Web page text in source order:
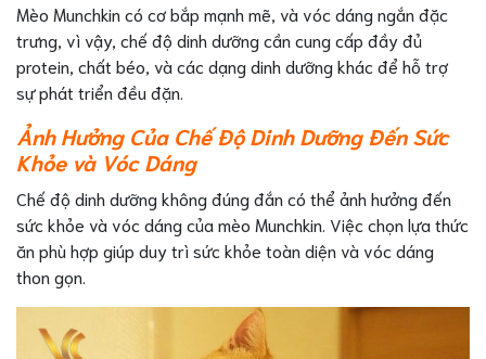
Mèo Munchkin có cơ bắp mạnh mẽ, và vóc dáng ngắn đặc
trưng, vì vậy, chế độ dinh dưỡng cần cung cấp đầy đủ
protein, chất béo, và các dạng dinh dưỡng khác để hỗ trợ
sự phát triển đều đặn.
Ảnh Hưởng Của Chế Độ Dinh Dưỡng Đến Sức
Khỏe và Vóc Dáng
Chế độ dinh dưỡng không đúng đắn có thể ảnh hưởng đến
sức khỏe và vóc dáng của mèo Munchkin. Việc chọn lựa thức
ăn phù hợp giúp duy trì sức khỏe toàn diện và vóc dáng
thon gọn.